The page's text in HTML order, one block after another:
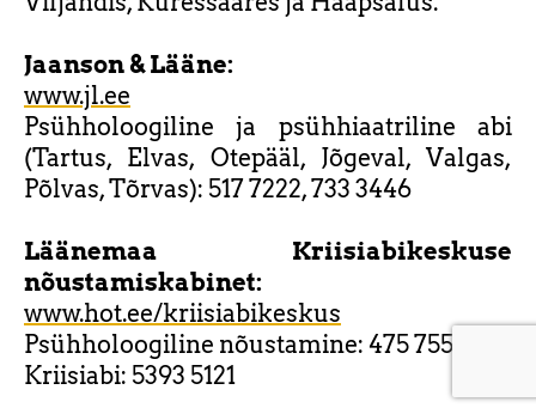
Jaanson & Lääne:
www.jl.ee
Psühholoogiline ja psühhiaatriline abi
(Tartus, Elvas, Otepääl, Jõgeval, Valgas,
Põlvas, Tõrvas): 517 7222, 733 3446
Läänemaa Kriisiabikeskuse
nõustamiskabinet:
www.hot.ee/kriisiabikeskus
Psühholoogiline nõustamine: 475 7555
Kriisiabi: 5393 5121